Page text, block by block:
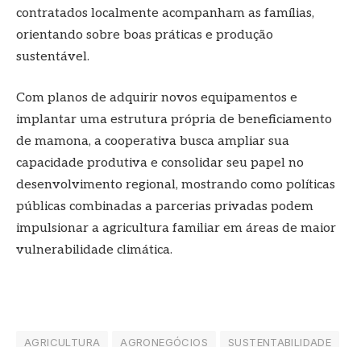
contratados localmente acompanham as famílias,
orientando sobre boas práticas e produção
sustentável.
Com planos de adquirir novos equipamentos e
implantar uma estrutura própria de beneficiamento
de mamona, a cooperativa busca ampliar sua
capacidade produtiva e consolidar seu papel no
desenvolvimento regional, mostrando como políticas
públicas combinadas a parcerias privadas podem
impulsionar a agricultura familiar em áreas de maior
vulnerabilidade climática.
AGRICULTURA AGRONEGÓCIOS SUSTENTABILIDADE